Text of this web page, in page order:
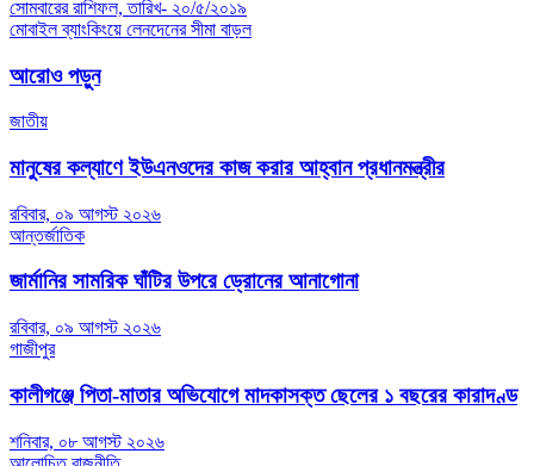
Post
navigation
সোমবারের রাশিফল, তারিখ- ২০/৫/২০১৯
মোবাইল ব্যাংকিংয়ে লেনদেনের সীমা বাড়ল
আরোও পড়ুন
জাতীয়
মানুষের কল্যাণে ইউএনওদের কাজ করার আহ্বান প্রধানমন্ত্রীর
রবিবার, ০৯ আগস্ট ২০২৬
আন্তর্জাতিক
জার্মানির সামরিক ঘাঁটির উপরে ড্রোনের আনাগোনা
রবিবার, ০৯ আগস্ট ২০২৬
গাজীপুর
কালীগঞ্জে পিতা-মাতার অভিযোগে মাদকাসক্ত ছেলের ১ বছরের কারাদণ্ড
শনিবার, ০৮ আগস্ট ২০২৬